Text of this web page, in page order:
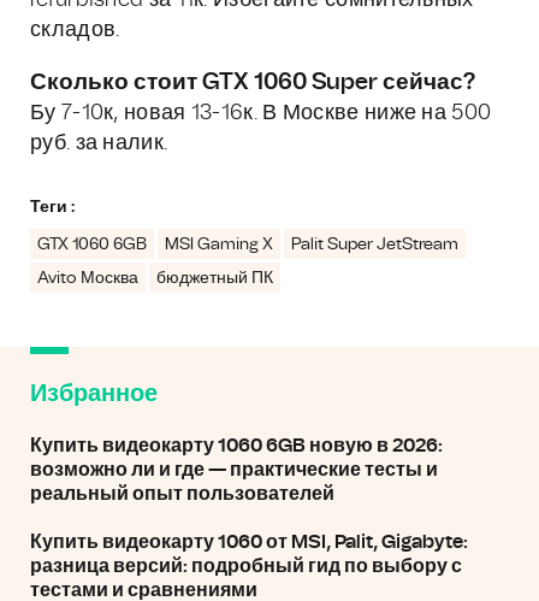
складов.
Сколько стоит GTX 1060 Super сейчас?
Бу 7-10к, новая 13-16к. В Москве ниже на 500
руб. за налик.
Теги :
GTX 1060 6GB MSI Gaming X
Palit Super JetStream
Avito Москва
бюджетный ПК
Избранное
Купить видеокарту 1060 6GB новую в 2026:
возможно ли и где — практические тесты и
реальный опыт пользователей
Купить видеокарту 1060 от MSI, Palit, Gigabyte:
разница версий: подробный гид по выбору с
тестами и сравнениями